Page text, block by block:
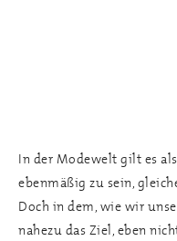
In der Modewelt gilt es
ebenmäßig zu sein,
Doch in dem, wie wir
nahezu das Ziel, eben